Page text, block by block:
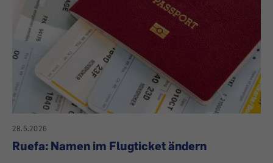
28.5.2026
Ruefa: Namen im Flugticket ändern